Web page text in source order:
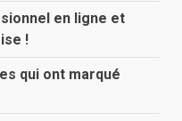
en ligne et
!
qui ont marqué